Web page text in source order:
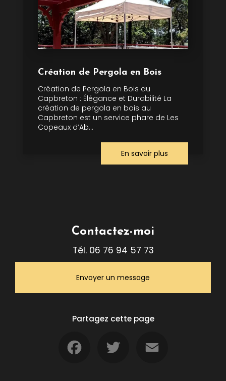
Création de Pergola en Bois
Création de Pergola en Bois au
Capbreton : Élégance et Durabilité La
création de pergola en bois au
Capbreton est un service phare de Les
Copeaux d’Ab...
En savoir plus
Contactez-moi
Tél. 06 76 94 57 73
Envoyer un message
Partagez cette page